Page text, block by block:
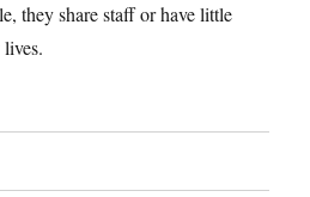
they share staff or have little